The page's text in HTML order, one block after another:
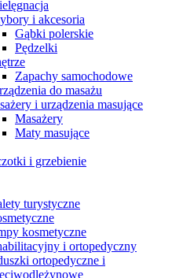
i akcesoria
Gąbki polerskie
Pędzelki
Zapachy samochodowe
do masażu
i urządzenia masujące
Masażery
Maty masujące
i grzebienie
turystyczne
kosmetyczne
i ortopedyczny
ortopedyczne i